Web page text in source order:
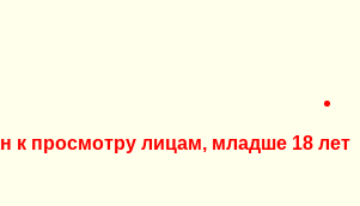
к просмотру лицам, младше 18 лет